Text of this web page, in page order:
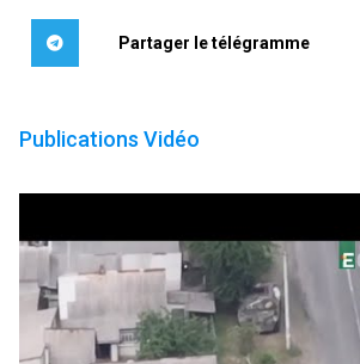
Partager le télégramme
Publications Vidéo